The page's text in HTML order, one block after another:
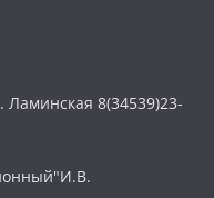
Ламинская 8(34539)23-